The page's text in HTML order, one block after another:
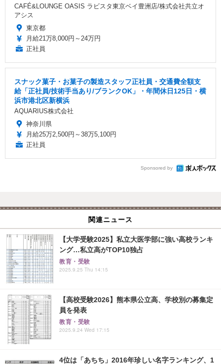
CAFÉ&LOUNGE OASIS ラビスタ東京ベイ豊洲店/株式会社共立オ
アシス
東京都
月給21万8,000円～24万円
正社員
スナック菓子・お菓子の製造スタッフ正社員・交通費全額支
給「正社員/技術手当あり/ブランクOK」・年間休日125日・横
浜市港北区新横浜
AQUARIUS株式会社
神奈川県
月給25万2,500円～38万5,100円
正社員
Sponsored by
関連ニュース
【大学受験2025】私立大医学部に強い高校ランキ
ング…私立高がTOP10独占
教育・受験
2025.9.25 Thu 14:15
【高校受験2026】熊本県公立高、学校別の募集定
員を発表
教育・受験
2025.9.24 Wed 17:15
4位は「あちち」2016年珍しい名字ランキング、1